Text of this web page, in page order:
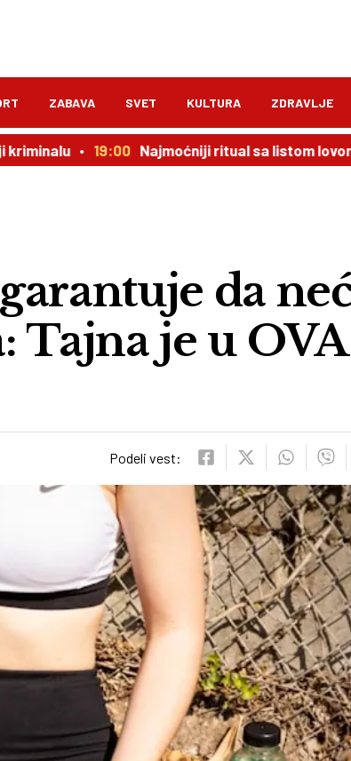
ZABAVA SVET KULTURA ZDRAVLJE
19:00 Najmoćniji ritual sa listom lovora: novac
da
Tajna je u
Podeli vest: